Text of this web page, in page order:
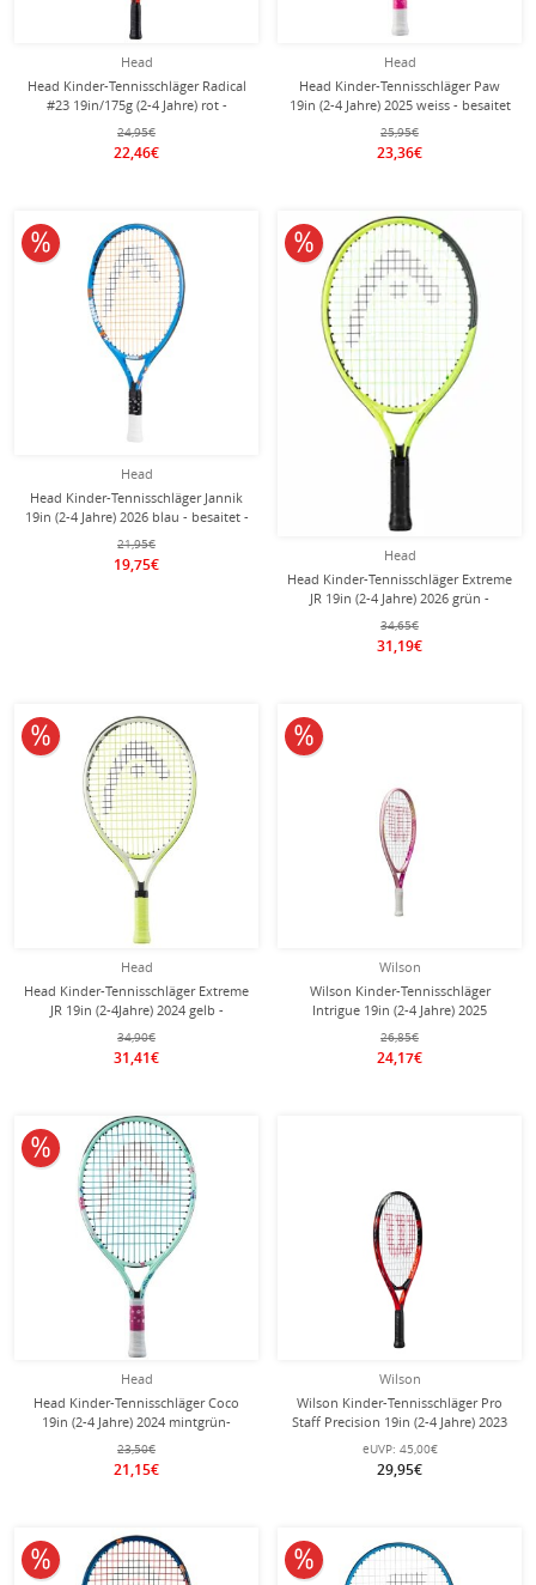
Head
Head Kinder-Tennisschläger Radical
#23 19in/175g (2-4 Jahre) rot -
besaitet -
24,95€
22,46€
Head
Head Kinder-Tennisschläger Paw
19in (2-4 Jahre) 2025 weiss - besaitet
-
25,95€
23,36€
Head
Head Kinder-Tennisschläger Jannik
19in (2-4 Jahre) 2026 blau - besaitet -
21,95€
19,75€
10% reduziert
Head
Head Kinder-Tennisschläger Extreme
JR 19in (2-4 Jahre) 2026 grün -
besaitet -
34,65€
31,19€
10% reduziert
Head
Head Kinder-Tennisschläger Extreme
JR 19in (2-4Jahre) 2024 gelb -
besaitet -
34,90€
31,41€
10% reduziert
Wilson
Wilson Kinder-Tennisschläger
Intrigue 19in (2-4 Jahre) 2025
pink/rosa- besaitet - Mädchen
26,85€
24,17€
10% reduziert
Head
Head Kinder-Tennisschläger Coco
19in (2-4 Jahre) 2024 mintgrün-
besaitet -
23,50€
21,15€
10% reduziert
Wilson
Wilson Kinder-Tennisschläger Pro
Staff Precision 19in (2-4 Jahre) 2023
rot - besaitet -
eUVP: 45,00€
29,95€
10% reduziert 10% reduziert